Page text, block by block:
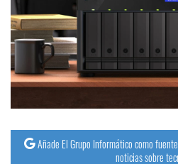
Operadores
Trucos
y
Tutoriales
Añade El Grupo Informático como
noticias sobre